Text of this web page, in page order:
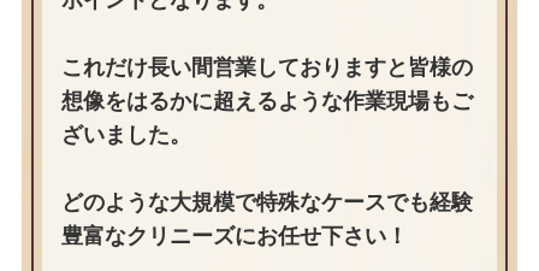
これだけ長い間営業しておりますと皆様の
想像をはるかに超えるような作業現場もご
ざいました。
どのような大規模で特殊なケースでも経験
豊富なクリニーズにお任せ下さい！